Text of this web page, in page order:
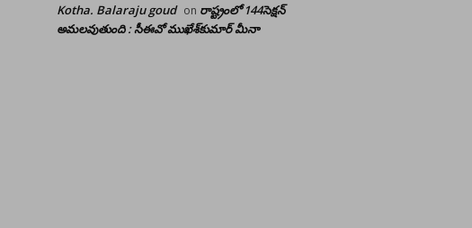
Kotha. Balaraju goud on రాష్ట్రంలో 144సెక్షన్
అమలవుతుంది : సీఈవో ముఖేశ్‌కుమార్‌ మీనా